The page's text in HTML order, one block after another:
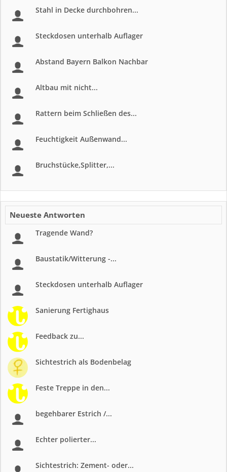
Stahl in Decke durchbohren...
Steckdosen unterhalb Auflager
Abstand Bayern Balkon Nachbar
Altbau mit nicht...
Rattern beim Schließen des...
Feuchtigkeit Außenwand...
Bruchstücke,Splitter,...
Neueste Antworten
Tragende Wand?
Baustatik/Witterung -...
Steckdosen unterhalb Auflager
Sanierung Fertighaus
Feedback zu...
Sichtestrich als Bodenbelag
Feste Treppe in den...
begehbarer Estrich /...
Echter polierter...
Sichtestrich: Zement- oder...